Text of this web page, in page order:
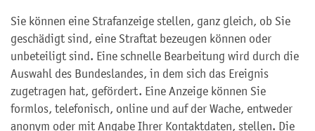
Sie können eine Strafanzeige stellen, ganz gleich, ob Sie
geschädigt sind, eine Straftat bezeugen können oder
unbeteiligt sind. Eine schnelle Bearbeitung wird durch die
Auswahl des Bundeslandes, in dem sich das Ereignis
zugetragen hat, gefördert. Eine Anzeige können Sie
formlos, telefonisch, online und auf der Wache, entweder
anonym oder mit Angabe Ihrer Kontaktdaten, stellen. Die